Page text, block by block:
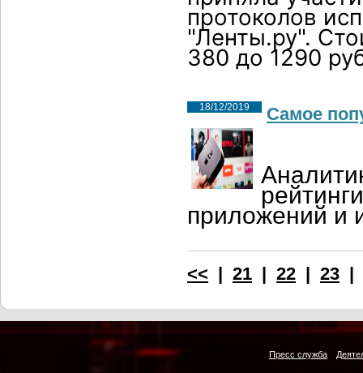
протоколов
"Ленты.ру".
380 до 1290
18/12/2019 Самое
приложений и
<< | 21 | 22 | 23 |
Пресс служба